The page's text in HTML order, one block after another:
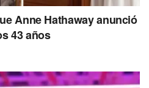
al cantante. De igual
qué apoya la lucha
equidad e igualdad de
utilizarse para mentir y
Anne Hathaway anunció
43 años